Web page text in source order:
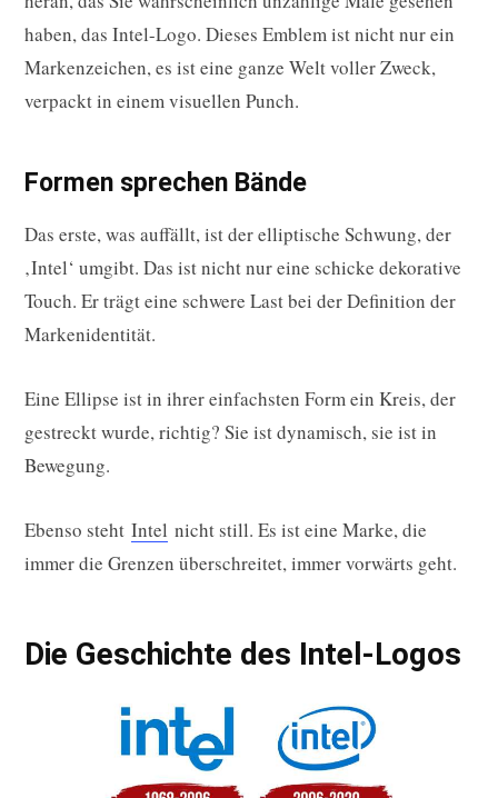
haben, das Intel-Logo. Dieses Emblem ist nicht nur ein
Markenzeichen, es ist eine ganze Welt voller Zweck,
verpackt in einem visuellen Punch.
Formen sprechen Bände
Das erste, was auffällt, ist der elliptische Schwung, der
‚Intel‘ umgibt. Das ist nicht nur eine schicke dekorative
Touch. Er trägt eine schwere Last bei der Definition der
Markenidentität.
Eine Ellipse ist in ihrer einfachsten Form ein Kreis, der
gestreckt wurde, richtig? Sie ist dynamisch, sie ist in
Bewegung.
Ebenso steht Intel nicht still. Es ist eine Marke, die
immer die Grenzen überschreitet, immer vorwärts geht.
Die Geschichte des Intel-Logos